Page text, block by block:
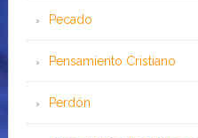
Pecado
Pensamiento Cristiano
Perdón